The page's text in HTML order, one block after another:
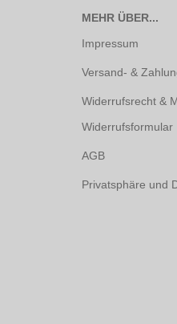
MEHR ÜBER...
Impressum
Versand- &
Widerrufsrecht &
Widerrufsformular
AGB
Privatsphäre und